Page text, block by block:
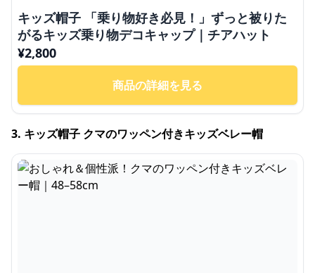
キッズ帽子 「乗り物好き必見！」ずっと被りた
がるキッズ乗り物デコキャップ｜チアハット
¥2,800
商品の詳細を見る
3. キッズ帽子 クマのワッペン付きキッズベレー帽